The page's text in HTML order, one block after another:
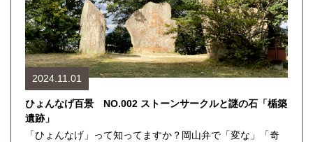
2024.11.01
ひょんなげ百景 NO.002 ストーンサークルと謎の石「楯築
遺跡」
「ひょんなげ」って知ってますか？岡山弁で「変な」「奇